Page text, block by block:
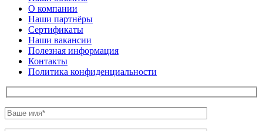
О компании
Наши партнёры
Сертификаты
Наши вакансии
Полезная информация
Контакты
Политика конфиденциальности